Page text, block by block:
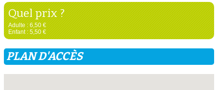
Quel prix ?
Adulte : 6,50 €
Enfant : 5,50 €
PLAN D'ACCÈS